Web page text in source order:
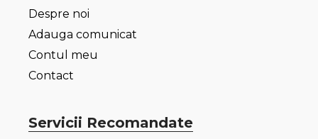
Despre noi
Adauga comunicat
Contul meu
Contact
Servicii Recomandate